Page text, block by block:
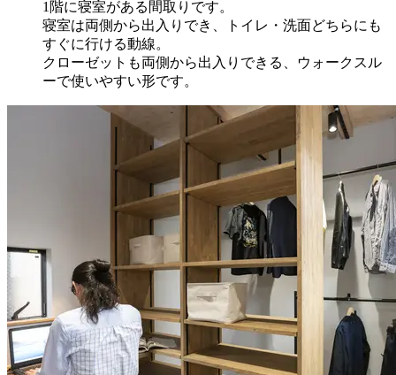
1階に寝室がある間取りです。
寝室は両側から出入りでき、トイレ・洗面どちらにも
すぐに行ける動線。
クローゼットも両側から出入りできる、ウォークスル
ーで使いやすい形です。